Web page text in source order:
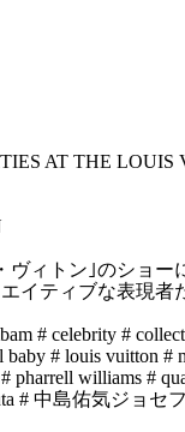
ヴィトン｣のショー
イティブな表現者
# celebrity #
baby # louis vuitton #
# pharrell williams #
# 中島佑気ジョセフ